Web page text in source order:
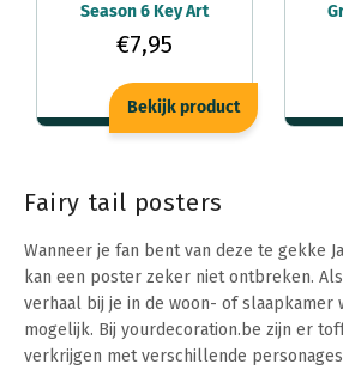
Season 6 Key Art
61x91,5cm
€7,95
Bekijk product
Fairy tail posters
Wanneer je fan bent van deze te gekke
kan een poster zeker niet ontbreken.
verhaal bij je in de woon- of slaapkamer
mogelijk. Bij yourdecoration.be zijn er
verkrijgen met verschillende